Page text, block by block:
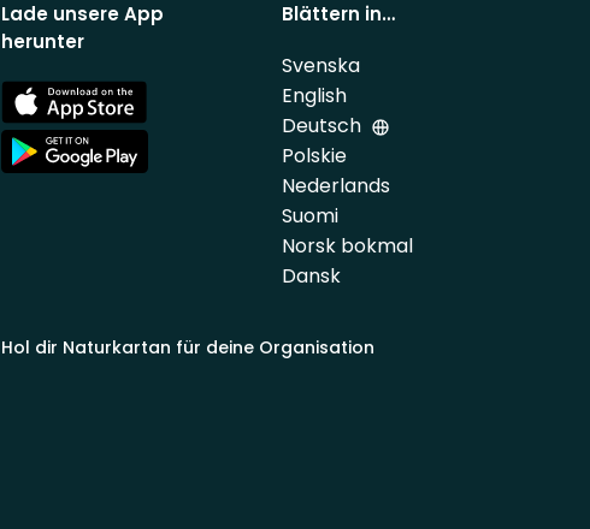
Lade unsere App
herunter
App
Store
App
Store
Blättern in…
Svenska
English
Deutsch
Polskie
Nederlands
Suomi
Norsk bokmal
Dansk
Hol dir Naturkartan für deine Organisation